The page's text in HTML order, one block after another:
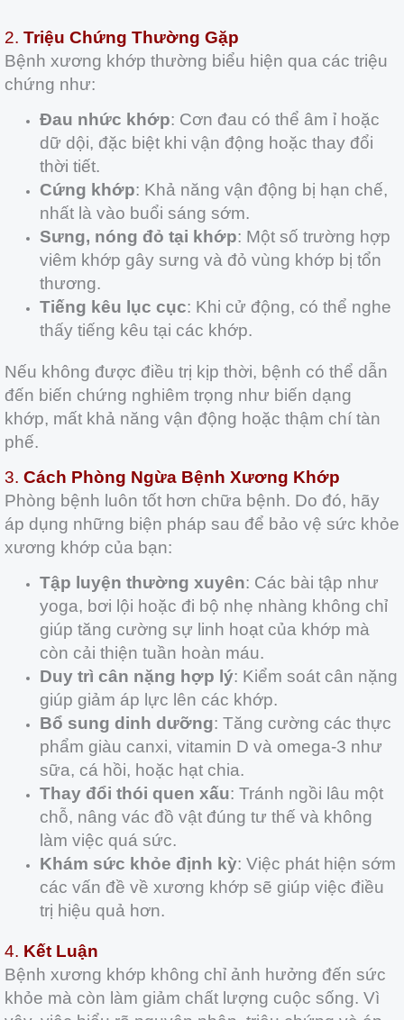
2. Triệu Chứng Thường Gặp
Bệnh xương khớp thường biểu hiện qua các triệu
chứng như:
Đau nhức khớp: Cơn đau có thể âm ỉ hoặc
dữ dội, đặc biệt khi vận động hoặc thay đổi
thời tiết.
Cứng khớp: Khả năng vận động bị hạn chế,
nhất là vào buổi sáng sớm.
Sưng, nóng đỏ tại khớp: Một số trường hợp
viêm khớp gây sưng và đỏ vùng khớp bị tổn
thương.
Tiếng kêu lục cục: Khi cử động, có thể nghe
thấy tiếng kêu tại các khớp.
Nếu không được điều trị kịp thời, bệnh có thể dẫn
đến biến chứng nghiêm trọng như biến dạng
khớp, mất khả năng vận động hoặc thậm chí tàn
phế.
3. Cách Phòng Ngừa Bệnh Xương Khớp
Phòng bệnh luôn tốt hơn chữa bệnh. Do đó, hãy
áp dụng những biện pháp sau để bảo vệ sức khỏe
xương khớp của bạn:
Tập luyện thường xuyên: Các bài tập như
yoga, bơi lội hoặc đi bộ nhẹ nhàng không chỉ
giúp tăng cường sự linh hoạt của khớp mà
còn cải thiện tuần hoàn máu.
Duy trì cân nặng hợp lý: Kiểm soát cân nặng
giúp giảm áp lực lên các khớp.
Bổ sung dinh dưỡng: Tăng cường các thực
phẩm giàu canxi, vitamin D và omega-3 như
sữa, cá hồi, hoặc hạt chia.
Thay đổi thói quen xấu: Tránh ngồi lâu một
chỗ, nâng vác đồ vật đúng tư thế và không
làm việc quá sức.
Khám sức khỏe định kỳ: Việc phát hiện sớm
các vấn đề về xương khớp sẽ giúp việc điều
trị hiệu quả hơn.
4. Kết Luận
Bệnh xương khớp không chỉ ảnh hưởng đến sức
khỏe mà còn làm giảm chất lượng cuộc sống. Vì